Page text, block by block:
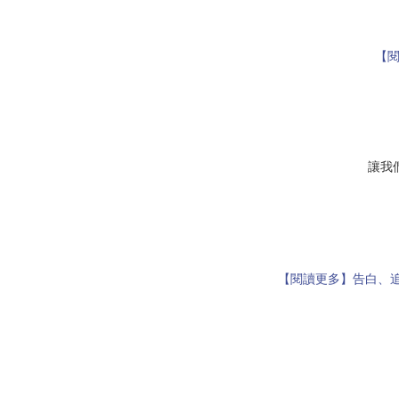
【
讓我
【閱讀更多】告白